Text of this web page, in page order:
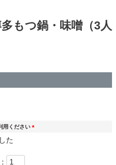
もつ鍋・味噌（3人
用ください
た